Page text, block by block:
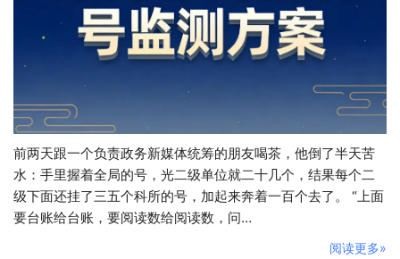
前两天跟一个负责政务新媒体统筹的朋友喝茶，他倒了半天苦
水：手里握着全局的号，光二级单位就二十几个，结果每个二
级下面还挂了三五个科所的号，加起来奔着一百个去了。 “上面
要台账给台账，要阅读数给阅读数，问…
阅读更多»